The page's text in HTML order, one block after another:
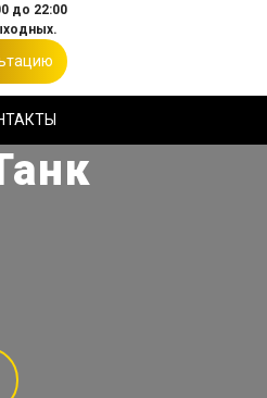
до 22:00